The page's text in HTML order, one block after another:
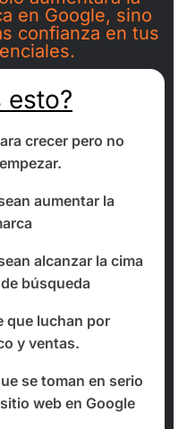
en Google, sino
confianza en tus
esto?
crecer pero no
aumentar la
alcanzar la cima
búsqueda
que luchan por
y ventas.
se toman en serio
web en Google